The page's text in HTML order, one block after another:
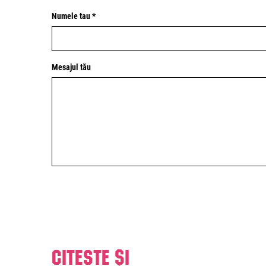
Numele tau *
Mesajul tău
Citeste și